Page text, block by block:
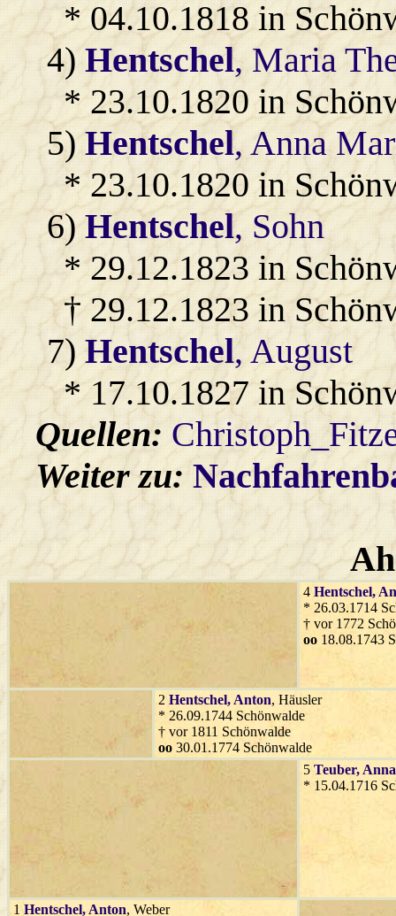
* 04.10.1818 in
4)Hentschel, Maria
* 23.10.1820 in
5)Hentschel, Anna
* 23.10.1820 in
6)Hentschel, Sohn
* 29.12.1823 in
† 29.12.1823 in
7)Hentschel, August
* 17.10.1827 in
Quellen:
Weiter zu:
4 Hentschel,
* 26.03.1714
† vor 1772
oo 18.08.1743
2 Hentschel, Anton, Häusler
* 26.09.1744 Schönwalde
† vor 1811 Schönwalde
oo 30.01.1774 Schönwalde
5 Teuber,
* 15.04.1716
1 Hentschel, Anton, Weber